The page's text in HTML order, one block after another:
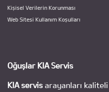
Kişisel Verilerin Korunması
Web Sitesi Kullanım Koşulları
Oğuşlar KIA Servis
KIA servis arayanları